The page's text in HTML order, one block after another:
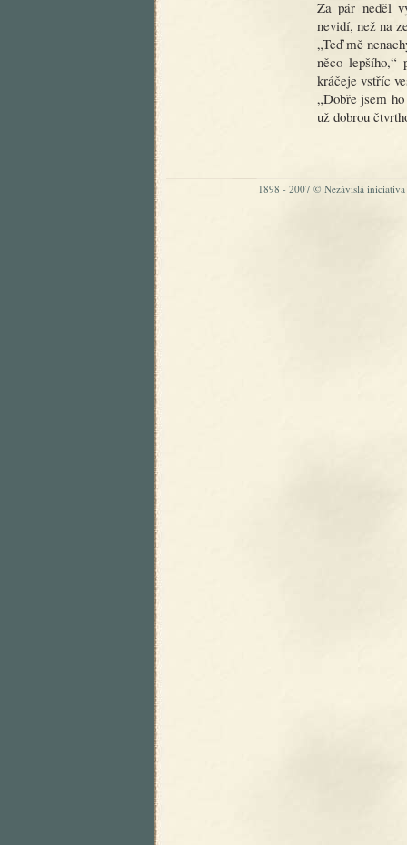
Za pár neděl
nevidí, než na
„Teď mě
něco lepšího,“
kráčeje vstříc
„Dobře jsem
už dobrou
1898 - 2007 © Nezávislá